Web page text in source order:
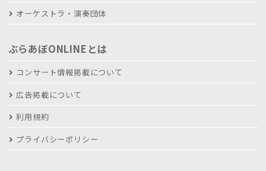
オーケストラ・演奏団体
ぶらあぼONLINEとは
コンサート情報掲載について
広告掲載について
利用規約
プライバシーポリシー